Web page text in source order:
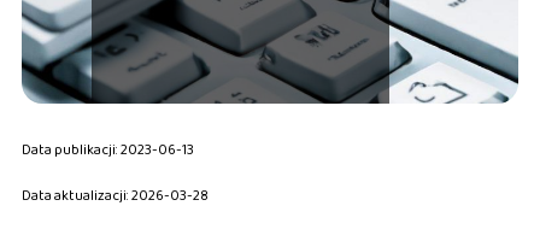
Data publikacji: 2023-06-13
Data aktualizacji: 2026-03-28